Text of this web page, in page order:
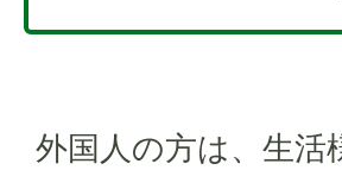
外国人の方は、生活